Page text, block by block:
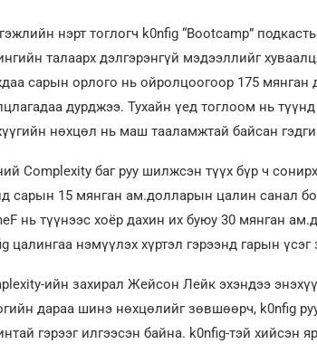
нэрт тоглогч k0nfig “Bootcamp”
талаарх дэлгэрэнгүй мэдээллийг
сарын орлого нь ойролцоогоор 175 мянган
дурджээ. Тухайн үед тоглоом нь
нөхцөл нь маш тааламжтай байсан
Complexity баг руу шилжсэн түүх бүр ч
сарын 15 мянган ам.долларын цалин санал
нь түүнээс хоёр дахин их буюу 30 мянган
цалингаа нэмүүлэх хүртэл гэрээнд гарын үсэг
ийн захирал Жейсон Лейк эхэндээ
дараа шинэ нөхцөлийг зөвшөөрч, k0nfig
гэрээг илгээсэн байна. k0nfig-тэй хийсэн